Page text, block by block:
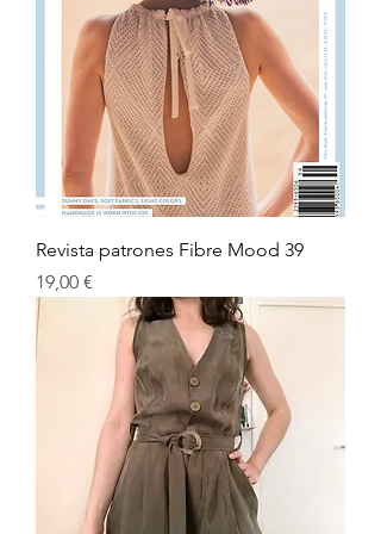
Revista patrones Fibre Mood 39
Preu
19,00 €